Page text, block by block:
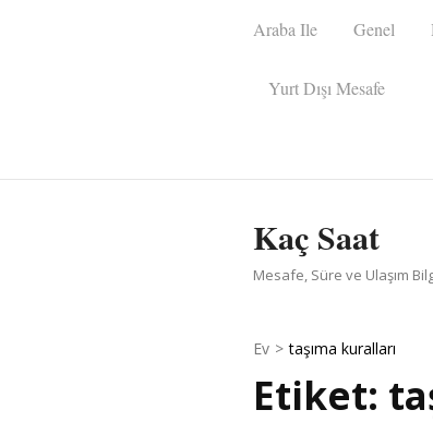
Araba Ile Genel
Yurt Dışı Mesafe
Kaç Saat
Mesafe, Süre ve Ulaşım
Ev > taşıma kuralları
Etiket: